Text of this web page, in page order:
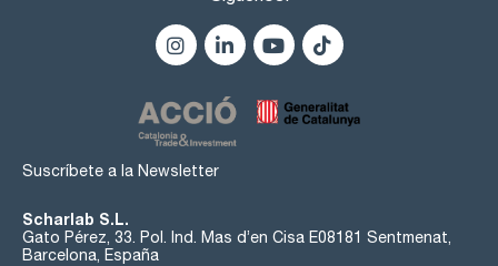
Suscríbete a la Newsletter
Scharlab S.L.
Gato Pérez, 33. Pol. Ind. Mas d’en Cisa E08181 Sentmenat,
Barcelona, España